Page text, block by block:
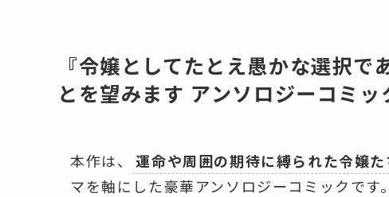
『令嬢としてたとえ愚かな選択
とを望みます アンソロジーコミッ
本作は、 運命や周囲の期待に縛られた令嬢
マを軸にした豪華アンソロジーコミックで